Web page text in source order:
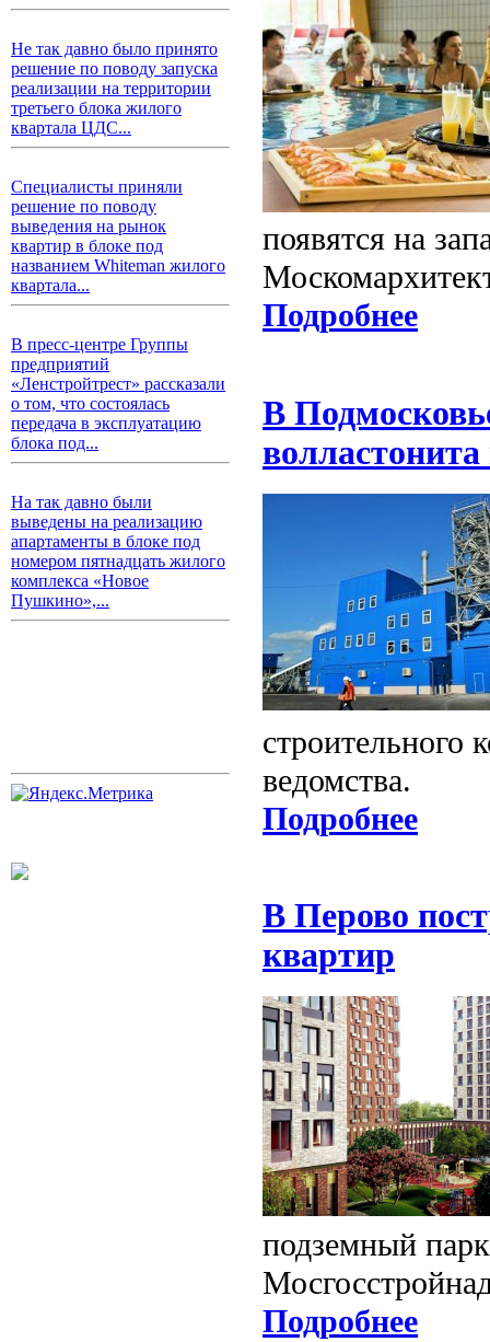
Не так давно было принято
решение по поводу запуска
реализации на территории
третьего блока жилого
квартала ЦДС...
Специалисты приняли
решение по поводу
выведения на рынок
квартир в блоке под
названием Whiteman жилого
квартала...
В пресс-центре Группы
предприятий
«Ленстройтрест» рассказали
о том, что состоялась
передача в эксплуатацию
блока под...
На так давно были
выведены на реализацию
апартаменты в блоке под
номером пятнадцать жилого
комплекса «Новое
Пушкино»,...
появятся на
Подробнее
В
строительного
ведомства.
Подробнее
В Перово
квартир
подземный
Подробнее